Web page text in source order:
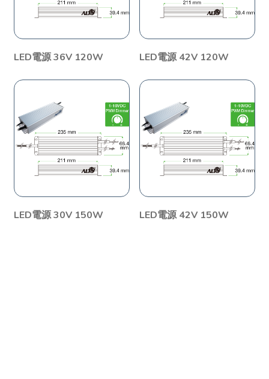
LED電源 36V 120W LED電源 42V 120W
LED電源 30V 150W LED電源 42V 150W